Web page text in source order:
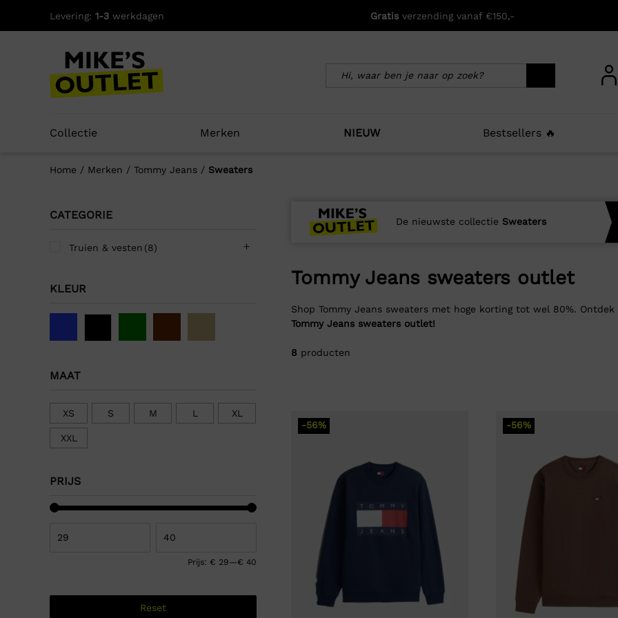
Levering: 1-3 werkdagen Gratisverzending vanaf €150,-
Collectie Merken NIEUW Bestsellers 🔥
Home / Merken / Tommy Jeans / Sweaters
CATEGORIE
Truien & vesten (8)
KLEUR
MAAT
XS S M L XL
XXL
PRIJS
Prijs: € 29—€ 40
Reset
De nieuwste collectie Sweaters
Tommy Jeans sweaters outlet
Shop Tommy Jeans sweaters met hoge korting tot wel 80%.
Tommy Jeans sweaters outlet!
8 producten
-56% -56%